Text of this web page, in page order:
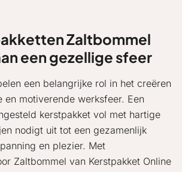
Zaltbommel
een gezellige sfeer
een belangrijke rol in het creëren
en motiverende werksfeer. Een
kerstpakket vol met hartige
nodigt uit tot een gezamenlijk
en plezier. Met
Zaltbommel van Kerstpakket Online